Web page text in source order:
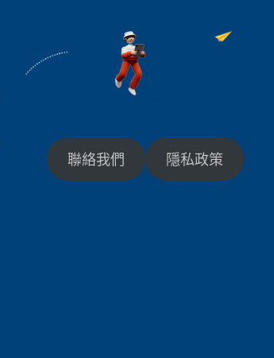
聯絡我們 隱私政策